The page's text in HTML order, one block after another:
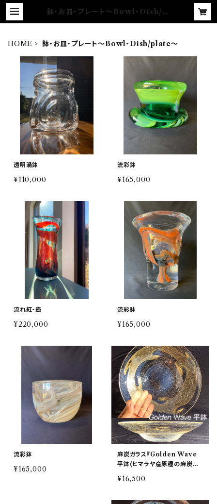
鉢・お皿・プレート〜Bowl・Dish/pl
HOME 鉢・お皿・プレート〜Bowl・Dish/plate〜
透明渦鉢
¥110,000
流彩鉢
¥165,000
流れ紅・壺
¥220,000
流彩鉢
¥165,000
流彩鉢
¥165,000
麻炭ガラス『Golden Wave
平鉢(ヒマラヤ産原種の麻炭使
用)』
¥16,500